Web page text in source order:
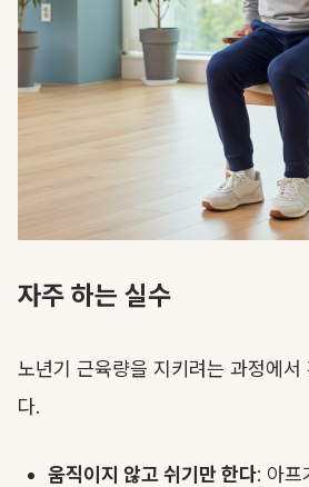
자주 하는 실수
노년기 근육량을 지키려는 과정에서
다.
움직이지 않고 쉬기만 한다: 아프